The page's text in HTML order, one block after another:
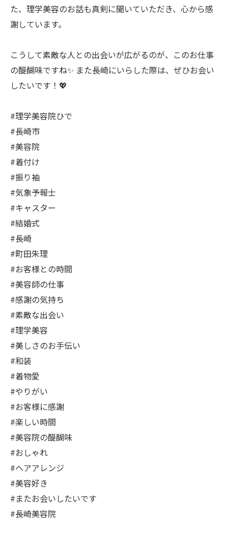
た、理学美容のお話も真剣に聞いていただき、心から感
謝しています。
こうして素敵な人との出会いが広がるのが、このお仕事
の醍醐味ですね✨ また長崎にいらした際は、ぜひお会い
したいです！💖
#理学美容院ひで
#長崎市
#美容院
#着付け
#振り袖
#気象予報士
#キャスター
#結婚式
#長崎
#町田朱理
#お客様との時間
#美容師の仕事
#感謝の気持ち
#素敵な出会い
#理学美容
#美しさのお手伝い
#和装
#着物愛
#やりがい
#お客様に感謝
#楽しい時間
#美容院の醍醐味
#おしゃれ
#ヘアアレンジ
#美容好き
#またお会いしたいです
#長崎美容院